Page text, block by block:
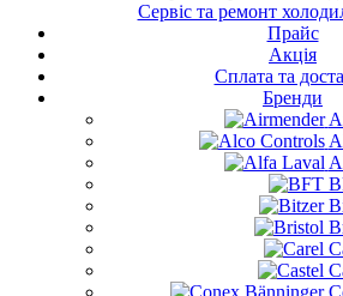
Сервіс та ремонт
Прайс
Акція
Сплата та
Бренди